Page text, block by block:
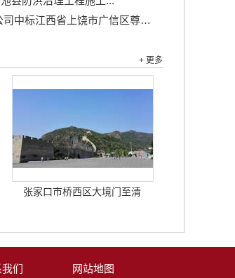
桥乡冯家村许家桥道路硬化工程 、羊石村产业道路硬化工程监理服务...
+ 更多
张家口市桥西区大境门至清
们 网站地图